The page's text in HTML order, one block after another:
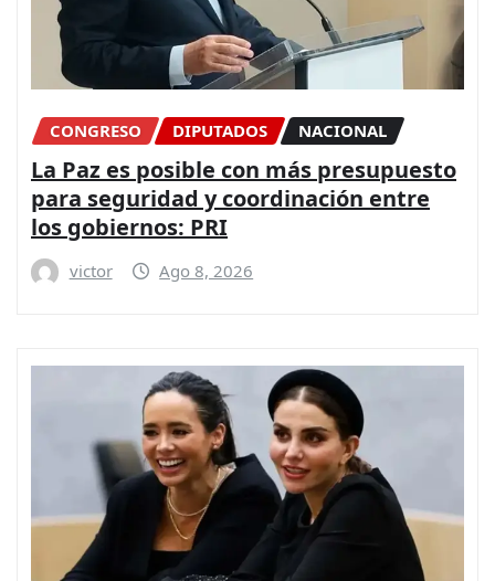
CONGRESO DIPUTADOS NACIONAL
La Paz es posible con más presupuesto
para seguridad y coordinación entre
los gobiernos: PRI
victor Ago 8, 2026